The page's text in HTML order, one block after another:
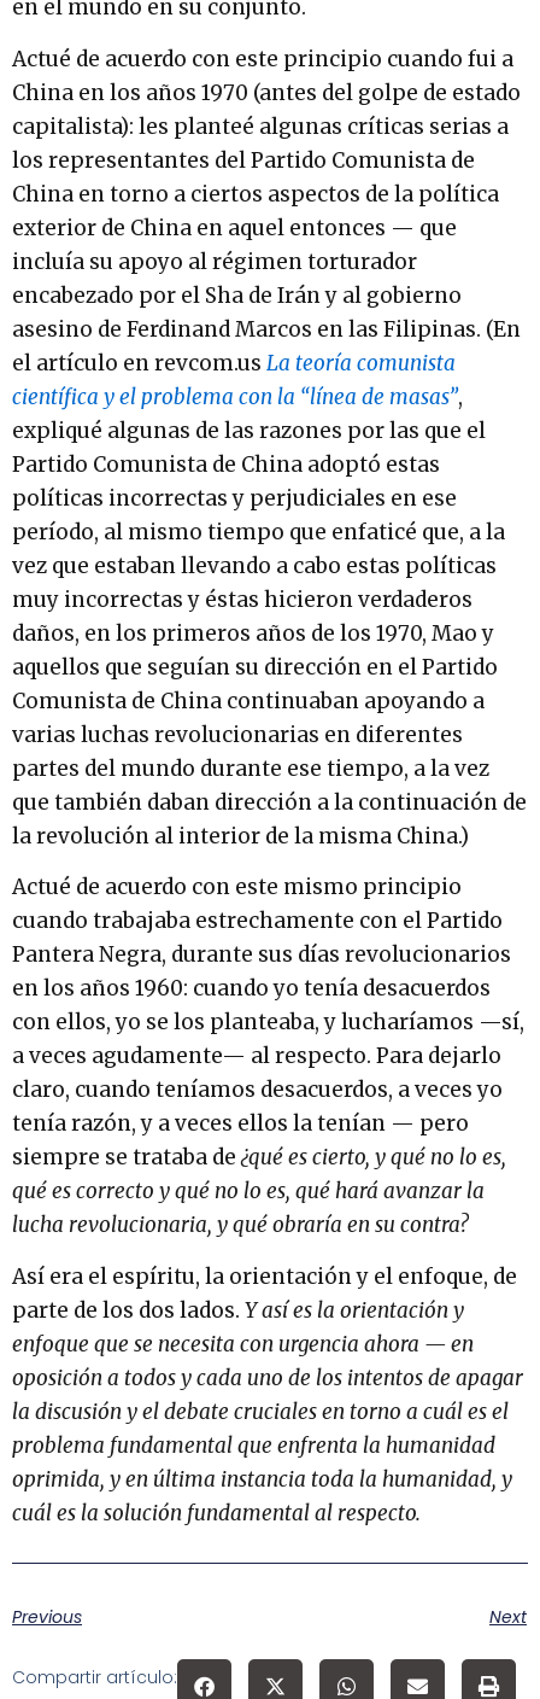
en el mundo en su conjunto.
Actué de acuerdo con este principio cuando fui a
China en los años 1970 (antes del golpe de estado
capitalista): les planteé algunas críticas serias a
los representantes del Partido Comunista de
China en torno a ciertos aspectos de la política
exterior de China en aquel entonces — que
incluía su apoyo al régimen torturador
encabezado por el Sha de Irán y al gobierno
asesino de Ferdinand Marcos en las Filipinas. (En
el artículo en revcom.us La teoría comunista
científica y el problema con la “línea de masas”,
expliqué algunas de las razones por las que el
Partido Comunista de China adoptó estas
políticas incorrectas y perjudiciales en ese
período, al mismo tiempo que enfaticé que, a la
vez que estaban llevando a cabo estas políticas
muy incorrectas y éstas hicieron verdaderos
daños, en los primeros años de los 1970, Mao y
aquellos que seguían su dirección en el Partido
Comunista de China continuaban apoyando a
varias luchas revolucionarias en diferentes
partes del mundo durante ese tiempo, a la vez
que también daban dirección a la continuación de
la revolución al interior de la misma China.)
Actué de acuerdo con este mismo principio
cuando trabajaba estrechamente con el Partido
Pantera Negra, durante sus días revolucionarios
en los años 1960: cuando yo tenía desacuerdos
con ellos, yo se los planteaba, y lucharíamos —sí,
a veces agudamente— al respecto. Para dejarlo
claro, cuando teníamos desacuerdos, a veces yo
tenía razón, y a veces ellos la tenían — pero
siempre se trataba de¿qué es cierto, y qué no lo es,
qué es correcto y qué no lo es, qué hará avanzar la
lucha revolucionaria, y qué obraría en su contra?
Así era el espíritu, la orientación y el enfoque, de
parte de los dos lados. Y así es la orientación y
enfoque que se necesita con urgencia ahora — en
oposición a todos y cada uno de los intentos de apagar
la discusión y el debate cruciales en torno a cuál es el
problema fundamental que enfrenta la humanidad
oprimida, y en última instancia toda la humanidad, y
cuál es la solución fundamental al respecto.
Previous Next
Compartir artículo: